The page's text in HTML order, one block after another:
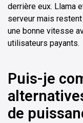
derrière eux. Llama
serveur mais
une bonne vitesse
utilisateurs payants.
Puis-je
de